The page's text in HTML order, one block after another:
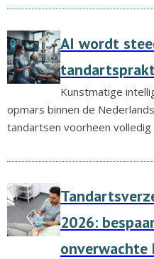
AI wordt
Kunstmatige
opmars binnen de
tandartsen voorheen
2026:
onverwachte